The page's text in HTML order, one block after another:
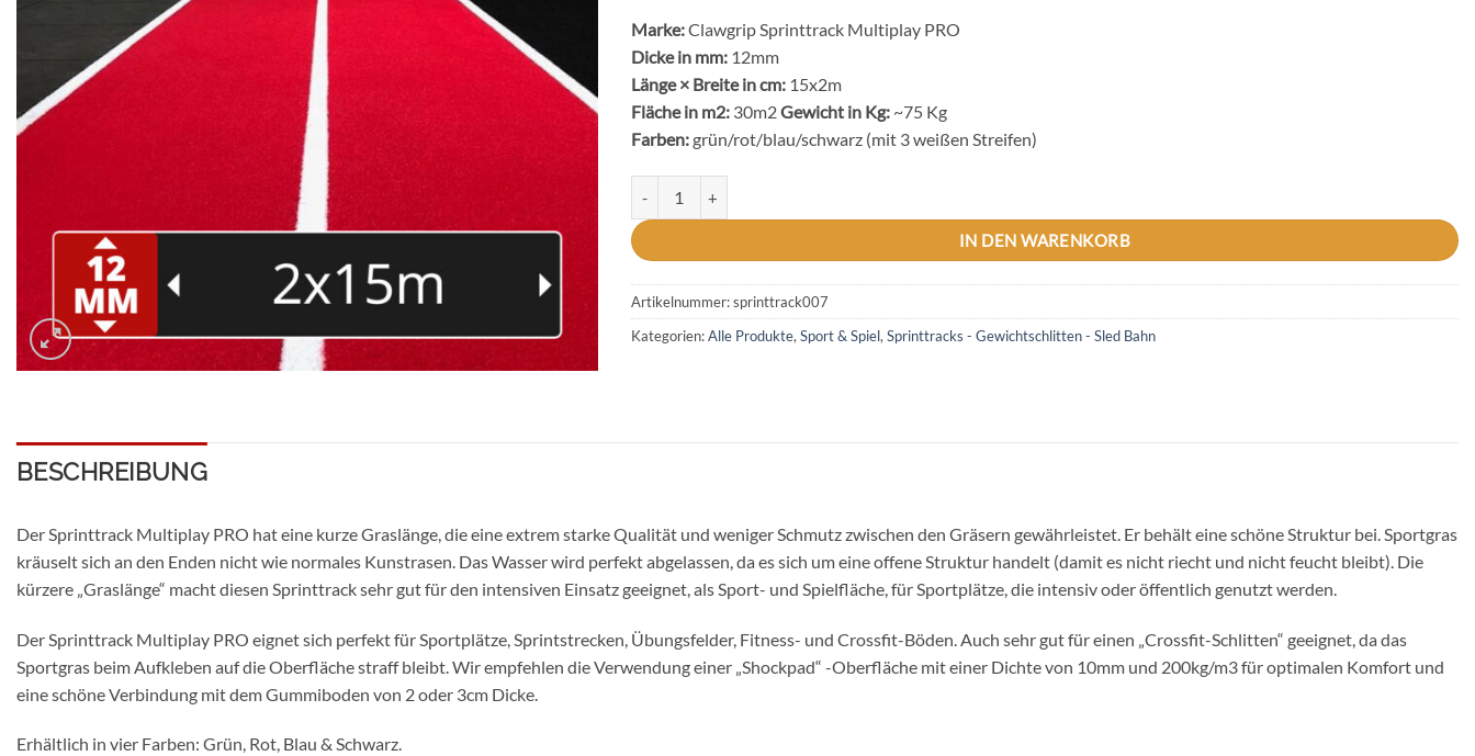
Marke:Clawgrip Sprinttrack Multiplay PRO
Dicke in mm: 12mm
Länge × Breite in cm: 15x2m
Fläche in m2: 30m2Gewicht in Kg: ~75 Kg
Farben:grün/rot/blau/schwarz (mit 3 weißen Streifen)
IN DEN WARENKORB
Artikelnummer:sprinttrack007
Kategorien:Alle Produkte, Sport & Spiel, Sprinttracks - Gewichtschlitten - Sled Bahn
BESCHREIBUNG
Der Sprinttrack Multiplay PRO hat eine kurze Graslänge, die eine extrem starke Qualität und weniger Schmutz zwischen den Gräsern gewährleistet. Er behält eine schöne Struktur bei. Sportgras
kräuselt sich an den Enden nicht wie normales Kunstrasen. Das Wasser wird perfekt abgelassen, da es sich um eine offene Struktur handelt (damit es nicht riecht und nicht feucht bleibt). Die
kürzere „Graslänge“ macht diesen Sprinttrack sehr gut für den intensiven Einsatz geeignet, als Sport- und Spielfläche, für Sportplätze, die intensiv oder öffentlich genutzt werden.
Der Sprinttrack Multiplay PRO eignet sich perfekt für Sportplätze, Sprintstrecken, Übungsfelder, Fitness- und Crossfit-Böden. Auch sehr gut für einen „Crossfit-Schlitten“ geeignet, da das
Sportgras beim Aufkleben auf die Oberfläche straff bleibt. Wir empfehlen die Verwendung einer „Shockpad“ -Oberfläche mit einer Dichte von 10mm und 200kg/m3 für optimalen Komfort und
eine schöne Verbindung mit dem Gummiboden von 2 oder 3cm Dicke.
Erhältlich in vier Farben: Grün, Rot, Blau & Schwarz.